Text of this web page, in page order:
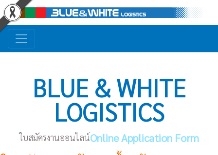
BLUE & WHITE
LOGISTICS
ใบสมัครงานออนไลน์Online Application Form